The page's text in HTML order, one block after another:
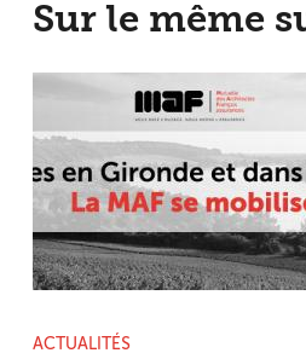
Sur le même
ACTUALITÉS